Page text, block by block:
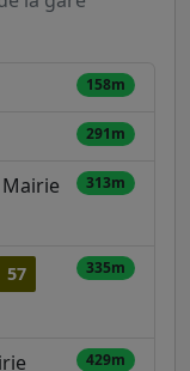
158m
291m
313m
57
335m
429m